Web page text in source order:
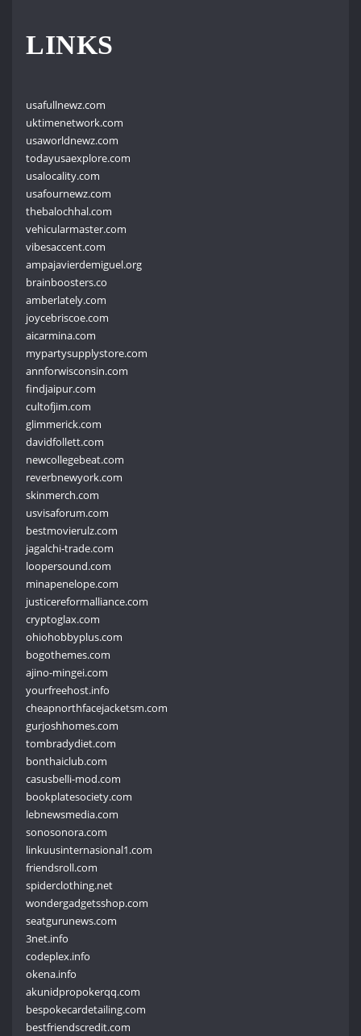
LINKS
usafullnewz.com
uktimenetwork.com
usaworldnewz.com
todayusaexplore.com
usalocality.com
usafournewz.com
thebalochhal.com
vehicularmaster.com
vibesaccent.com
ampajavierdemiguel.org
brainboosters.co
amberlately.com
joycebriscoe.com
aicarmina.com
mypartysupplystore.com
annforwisconsin.com
findjaipur.com
cultofjim.com
glimmerick.com
davidfollett.com
newcollegebeat.com
reverbnewyork.com
skinmerch.com
usvisaforum.com
bestmovierulz.com
jagalchi-trade.com
loopersound.com
minapenelope.com
justicereformalliance.com
cryptoglax.com
ohiohobbyplus.com
bogothemes.com
ajino-mingei.com
yourfreehost.info
cheapnorthfacejacketsm.com
gurjoshhomes.com
tombradydiet.com
bonthaiclub.com
casusbelli-mod.com
bookplatesociety.com
lebnewsmedia.com
sonosonora.com
linkuusinternasional1.com
friendsroll.com
spiderclothing.net
wondergadgetsshop.com
seatgurunews.com
3net.info
codeplex.info
okena.info
akunidpropokerqq.com
bespokecardetailing.com
bestfriendscredit.com